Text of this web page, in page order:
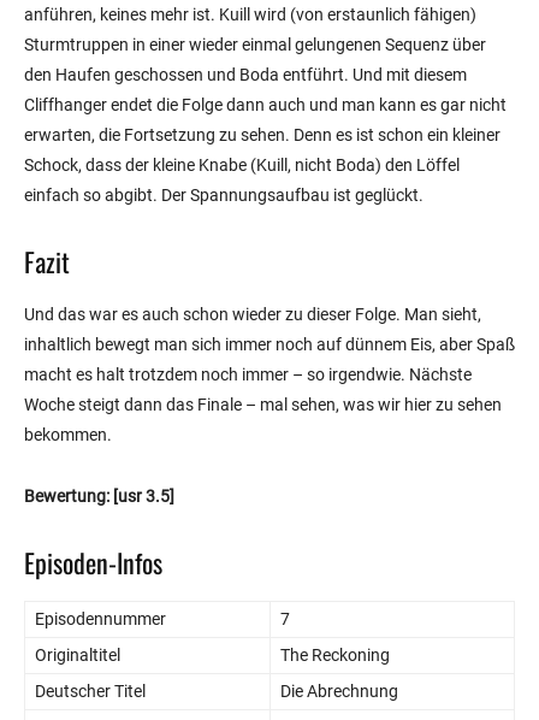
anführen, keines mehr ist. Kuill wird (von erstaunlich fähigen)
Sturmtruppen in einer wieder einmal gelungenen Sequenz über
den Haufen geschossen und Boda entführt. Und mit diesem
Cliffhanger endet die Folge dann auch und man kann es gar nicht
erwarten, die Fortsetzung zu sehen. Denn es ist schon ein kleiner
Schock, dass der kleine Knabe (Kuill, nicht Boda) den Löffel
einfach so abgibt. Der Spannungsaufbau ist geglückt.
Fazit
Und das war es auch schon wieder zu dieser Folge. Man sieht,
inhaltlich bewegt man sich immer noch auf dünnem Eis, aber Spaß
macht es halt trotzdem noch immer – so irgendwie. Nächste
Woche steigt dann das Finale – mal sehen, was wir hier zu sehen
bekommen.
Bewertung: [usr 3.5]
Episoden-Infos
Episodennummer
7
Originaltitel
The Reckoning
Deutscher Titel
Die Abrechnung